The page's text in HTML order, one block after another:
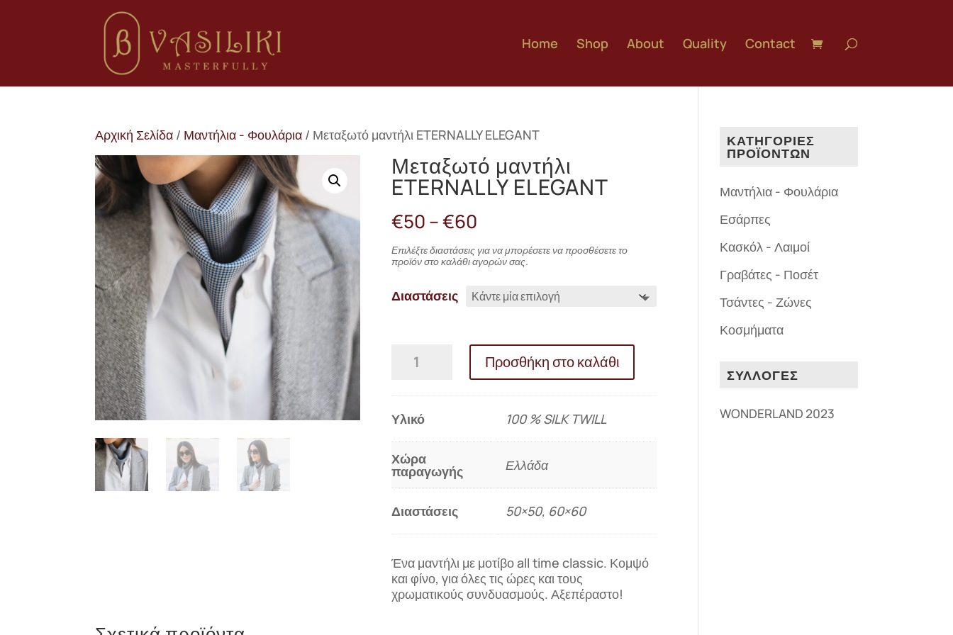
Home Shop About Quality Contact
Αρχική Σελίδα / Μαντήλια - Φουλάρια / Μεταξωτό μαντήλι ETERNALLY ELEGANT
Μεταξωτό μαντήλι
ETERNALLY ELEGANT
€50–€60Price
€50
through
Επιλέξτε διαστάσεις για να μπορέσετε να προσθέσετε το
προϊόν στο καλάθι αγορών σας.
Διαστάσεις
μαντήλι
ELEGANT
ποσότητα
Προσθήκη στο καλάθι
Υλικό 100 % SILK TWILL
Χώρα
παραγωγής Ελλάδα
Διαστάσεις 50×50, 60×60
Ένα μαντήλι με μοτίβο all time classic. Κομψό
και φίνο, για όλες τις ώρες και τους
χρωματικούς συνδυασμούς. Αξεπέραστο!
ΚΑΤΗΓΟΡΙΕΣ
ΠΡΟΪΟΝΤΩΝ
Μαντήλια - Φουλάρια
Εσάρπες
Κασκόλ - Λαιμοί
Γραβάτες - Ποσέτ
Τσάντες - Ζώνες
Κοσμήματα
ΣΥΛΛΟΓΕΣ
WONDERLAND 2023